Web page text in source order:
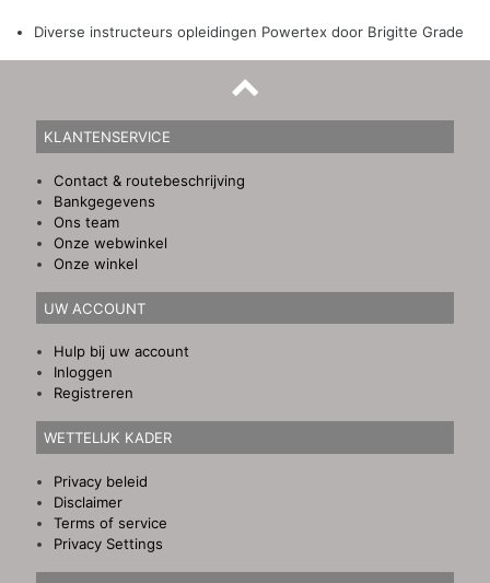
Diverse instructeurs opleidingen Powertex door Brigitte Grade
KLANTENSERVICE
Contact & routebeschrijving
Bankgegevens
Ons team
Onze webwinkel
Onze winkel
UW ACCOUNT
Hulp bij uw account
Inloggen
Registreren
WETTELIJK KADER
Privacy beleid
Disclaimer
Terms of service
Privacy Settings